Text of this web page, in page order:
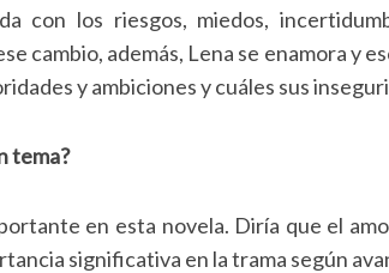
con los riesgos, miedos,
cambio, además, Lena se enamora y
y ambiciones y cuáles sus
tema?
en esta novela. Diría que el
significativa en la trama según